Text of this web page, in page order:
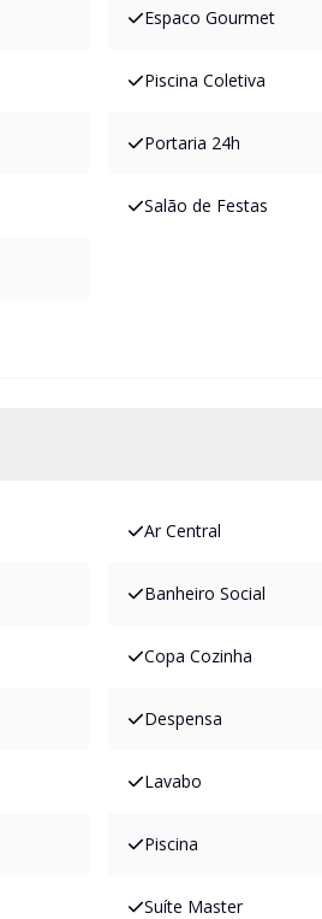
Espaco Gourmet
Piscina Coletiva
Portaria 24h
Salão de Festas
Ar Central
Banheiro Social
Copa Cozinha
Despensa
Lavabo
Piscina
Suíte Master